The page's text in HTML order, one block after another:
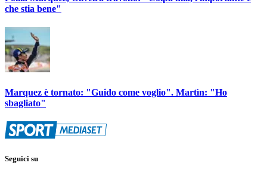
che stia bene"
Marquez è tornato: "Guido come voglio". Martìn: "Ho
sbagliato"
Seguici su